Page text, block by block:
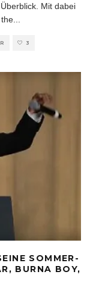
Mit dabei
...
3
SOMMER-
BURNA BOY,